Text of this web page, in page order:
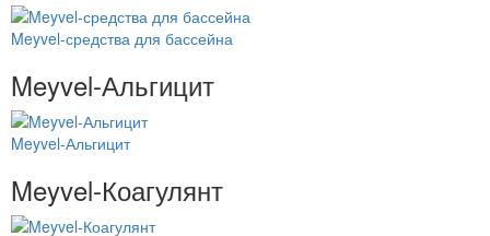
Meyvel-средства для бассейна
Meyvel-Альгицит
Meyvel-Альгицит
Meyvel-Коагулянт